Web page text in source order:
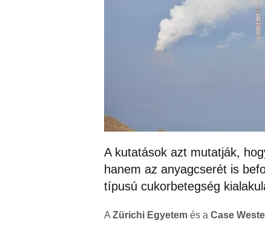
A kutatások azt mutatják,
hanem az anyagcserét is
típusú cukorbetegség
A Zürichi Egyetem és a Case